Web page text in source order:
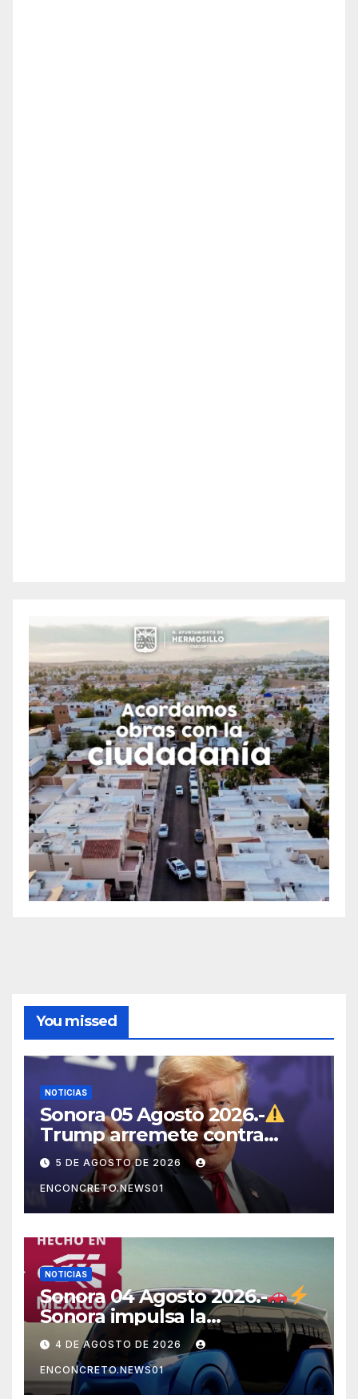
You missed
NOTICIAS
Sonora 05 Agosto 2026.-
Trump arremete contra
México, Canadá y otras
potencias por supuestos
abusos comerciales
5 DE AGOSTO DE 2026
ENCONCRETO.NEWS01
NOTICIAS
Sonora 04 Agosto 2026.-
Sonora impulsa la
electromovilidad con
«Beyond», un vehículo
eléctrico desarrollado junto
4 DE AGOSTO DE 2026
ENCONCRETO.NEWS01